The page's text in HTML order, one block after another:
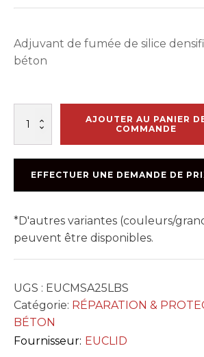
Adjuvant de fumée de silice
béton
EUCON
AJOUTER AU PANIER
COMMANDE
EFFECTUER UNE DEMANDE DE
*D'autres variantes (couleurs/
peuvent être disponibles.
UGS : EUCMSA25LBS
Catégorie: RÉPARATION &
BÉTON
Fournisseur: EUCLID